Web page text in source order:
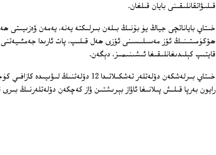
قىلىۋاتقانلىقىنى بايان قىلغان.
خىتاي باياناتچى جياڭ يۈ بۇنىڭ بىلەن بىرلىكتە يەنە، يەمەن ۋەزىيىتى
ھۆكۈمىتىنىڭ ئۆز مەسىلىسىنى ئۆزى ھەل قىلىپ، پات ئارىدا
قايتىپ كېلىدىغانلىقىغا ئىشىنىمىز، دېگەن.
خىتاي بىرلەشكەن دۆلەتلەر تەشكىلاتىدا 12
رايون بەرپا قىلىش پىلانىغا ئاۋاز بېرىشتىن ۋاز كەچكەن دۆلەتلەرنىڭ